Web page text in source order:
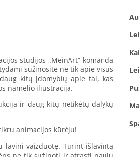
studijos „MeinArt“ komanda
sužinosite ne tik apie visus
kitų įdomybių apie tai, kas
namelio iliustracija.
ir daug kitų netikėtų dalykų
animacijos kūrėju!
lavini vaizduotę. Turint išlavintą